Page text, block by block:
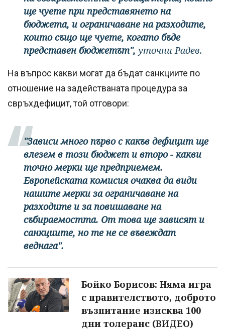
ще чуете при представянето на
бюджета, и ограничаване на разходите,
които също ще чуете, когато бъде
представен бюджетът", уточни Радев.
На въпрос какви могат да бъдат санкциите по
отношение на задействаната процедура за
свръхдефицит, той отговори:
"Зависи много първо с какъв дефицит ще
влезем в този бюджет и второ - какви
точно мерки ще предприемем.
Европейската комисия очаква да види
нашите мерки за ограничаване на
разходите и за повишаване на
събираемостта. От това ще зависят и
санкциите, но те не се въвеждат
веднага".
Бойко Борисов: Няма игра
с правителството, доброто
възпитание изисква 100
дни толеранс (ВИДЕО)